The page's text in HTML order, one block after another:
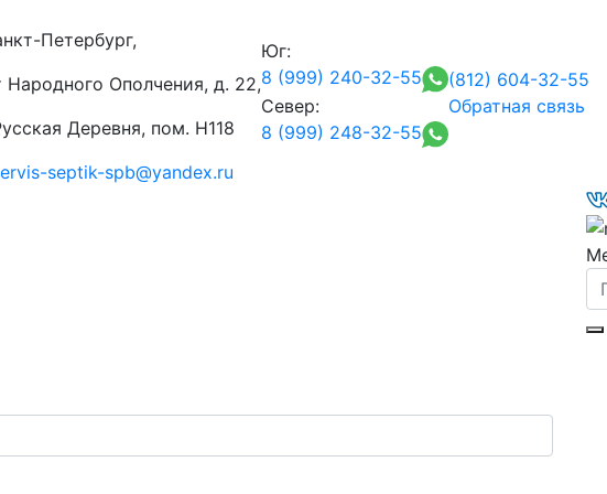
Петербург,
Народного Ополчения, д. 22,
Деревня, пом. Н118
septik-spb@yandex.ru
Юг:
8 (999) 240-32-55
Север:
8 (999) 248-32-55
(812) 604-32-55
Обратная связь